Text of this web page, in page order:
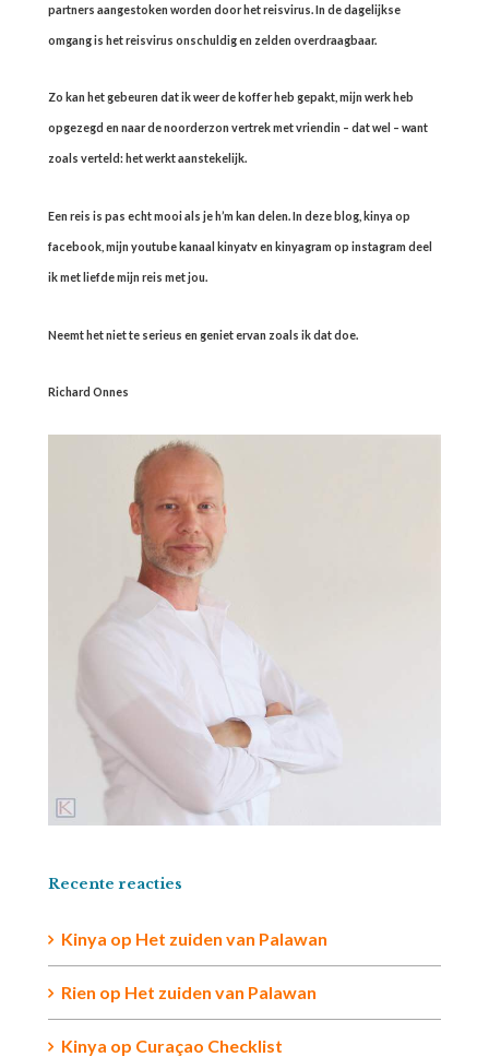
partners aangestoken worden door het reisvirus. In de dagelijkse
omgang is het reisvirus onschuldig en zelden overdraagbaar.
Zo kan het gebeuren dat ik weer de koffer heb gepakt, mijn werk heb
opgezegd en naar de noorderzon vertrek met vriendin – dat wel – want
zoals verteld: het werkt aanstekelijk.
Een reis is pas echt mooi als je h’m kan delen. In deze blog, kinya op
facebook, mijn youtube kanaal kinyatv en kinyagram op instagram deel
ik met liefde mijn reis met jou.
Neemt het niet te serieus en geniet ervan zoals ik dat doe.
Richard Onnes
Recente reacties
Kinya op Het zuiden van Palawan
Rien op Het zuiden van Palawan
Kinya op Curaçao Checklist